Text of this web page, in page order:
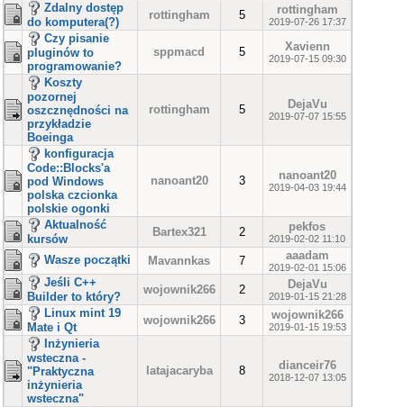
Zdalny dostęp
do komputera(?)
rottingham 5 rottingham
2019-07-26 17:37
Czy pisanie
pluginów to
programowanie?
sppmacd 5 Xavienn
2019-07-15 09:30
Koszty
pozornej
oszcznędności na
przykładzie
Boeinga
rottingham 5 DejaVu
2019-07-07 15:55
konfiguracja
Code::Blocks'a
pod Windows
polska czcionka
polskie ogonki
nanoant20 3 nanoant20
2019-04-03 19:44
Aktualność
kursów
Bartex321 2 pekfos
2019-02-02 11:10
Wasze początki Mavannkas 7 aaadam
2019-02-01 15:06
Jeśli C++
Builder to który?
wojownik266 2 DejaVu
2019-01-15 21:28
Linux mint 19
Mate i Qt
wojownik266 3 wojownik266
2019-01-15 19:53
Inżynieria
wsteczna -
"Praktyczna
inżynieria
wsteczna"
latajacaryba 8 dianceir76
2018-12-07 13:05